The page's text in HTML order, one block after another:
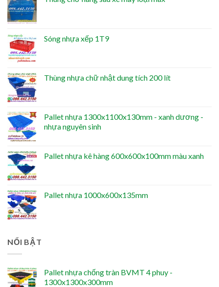
Sóng nhựa xếp 1T9
Thùng nhựa chữ nhật dung tích 200 lít
Pallet nhựa 1300x1100x130mm - xanh dương -
nhựa nguyên sinh
Pallet nhựa kê hàng 600x600x100mm màu xanh
Pallet nhựa 1000x600x135mm
NỔI BẬT
Pallet nhựa chống tràn BVMT 4 phuy -
1300x1300x300mm